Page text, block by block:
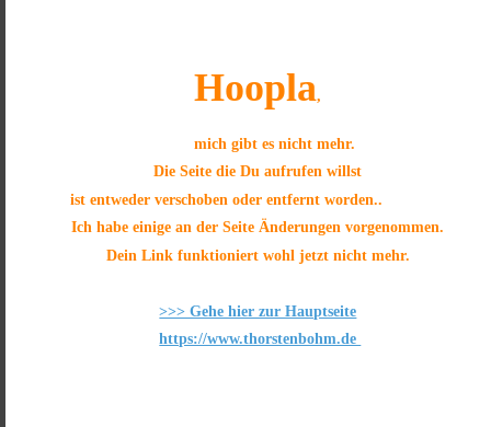
Hoopla,
           mich gibt es nicht mehr.
Die Seite die Du aufrufen willst
ist entweder verschoben oder entfernt worden..
Ich habe einige an der Seite Änderungen vorgenommen.
Dein Link funktioniert wohl jetzt nicht mehr.
>>> Gehe hier zur Hauptseite
https://www.thorstenbohm.de